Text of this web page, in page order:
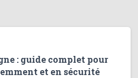
: guide complet pour
et en sécurité